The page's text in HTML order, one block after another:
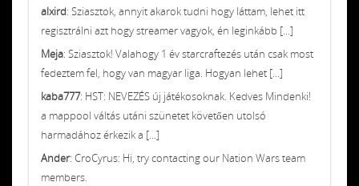
alxird: Sziasztok, annyit akarok tudni hogy láttam, lehet itt
regisztrálni azt hogy streamer vagyok, én leginkább [...]
Meja: Sziasztok! Valahogy 1 év starcraftezés után csak most
fedeztem fel, hogy van magyar liga. Hogyan lehet [...]
kaba777: HST: NEVEZÉS új játékosoknak. Kedves Mindenki!
a mappool váltás utáni szünetet követően utolsó
harmadához érkezik a [...]
Ander: CroCyrus: Hi, try contacting our Nation Wars team
members.